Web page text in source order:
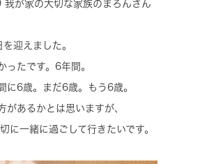
が家の大切な家族のまろんさん
迎えました。
ったです。6年間。
に6歳。まだ6歳。もう6歳。
があるかとは思いますが、
に一緒に過ごして行きたいです。